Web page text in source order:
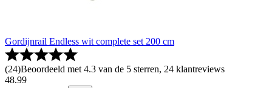
Gordijnrail Endless wit complete set 200 cm
(24)Beoordeeld met 4.3 van de 5 sterren, 24 klantreviews
48.99